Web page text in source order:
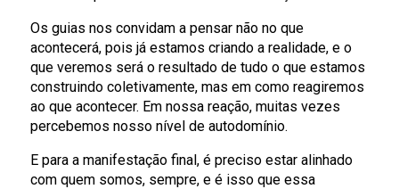
Os guias nos convidam a pensar não no que
acontecerá, pois já estamos criando a realidade, e o
que veremos será o resultado de tudo o que estamos
construindo coletivamente, mas em como reagiremos
ao que acontecer. Em nossa reação, muitas vezes
percebemos nosso nível de autodomínio.
E para a manifestação final, é preciso estar alinhado
com quem somos, sempre, e é isso que essa